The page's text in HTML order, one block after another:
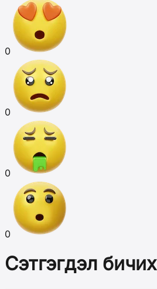
0
0
0
0
Сэтгэгдэл бичих